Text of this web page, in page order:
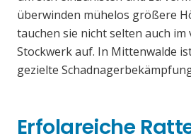
überwinden mühelos größere
tauchen sie nicht selten auch
Stockwerk auf. In Mittenwalde
gezielte
Erfolgreiche